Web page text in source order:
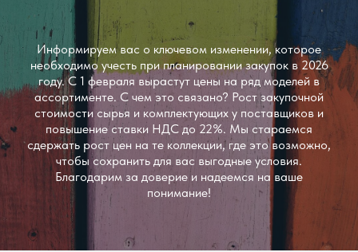
Информируем вас о ключевом изменении, которое
необходимо учесть при планировании закупок в 2026
году. С 1 февраля вырастут цены на ряд моделей в
ассортименте. С чем это связано? Рост закупочной
стоимости сырья и комплектующих у поставщиков и
повышение ставки НДС до 22%. Мы стараемся
сдержать рост цен на те коллекции, где это возможно,
чтобы сохранить для вас выгодные условия.
Благодарим за доверие и надеемся на ваше
понимание!